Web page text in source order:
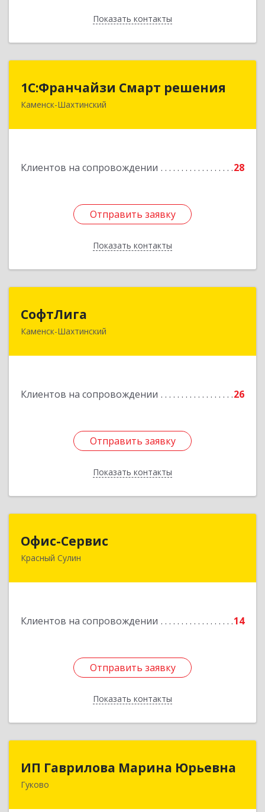
Показать контакты
Назад
1С:Франчайзи Смарт решения
Каменск-Шахтинский
Клиентов на сопровождении 28
Отправить заявку
Показать контакты
1С:Франчайзи Смарт решения
347800, Ростовская обл, Каменск-Шахтинский г,
Отправить заявку
Назад
СофтЛига
Каменск-Шахтинский
Клиентов на сопровождении 26
Отправить заявку
Показать контакты
347800, Ростовская обл, Каменск-Шахтинский г,
Отправить заявку
Назад
Офис-Сервис
Красный Сулин
Клиентов на сопровождении 14
Отправить заявку
Показать контакты
346350, Ростовская обл, р-н Красносулинский,
Отправить заявку
Назад
ИП Гаврилова Марина Юрьевна
Гуково